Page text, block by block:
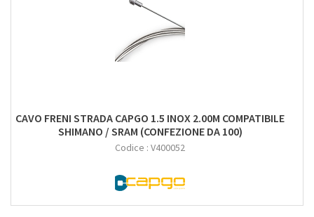
CAVO FRENI STRADA CAPGO 1.5 INOX 2.00M COMPATIBILE
SHIMANO / SRAM (CONFEZIONE DA 100)
Codice : V400052